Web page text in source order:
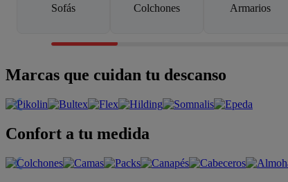
Sofás Colchones Armarios
Marcas que cuidan tu descanso
Confort a tu medida